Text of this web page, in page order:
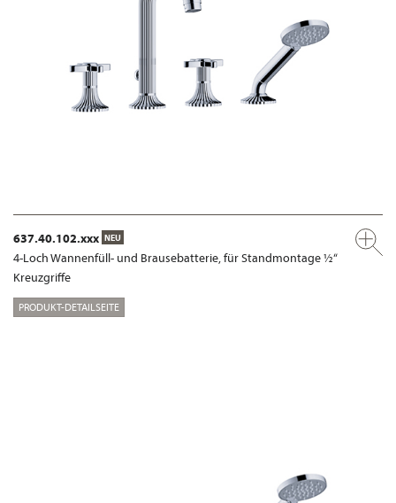
637.40.102.xxx NEU
4-Loch Wannenfüll- und Brausebatterie, für Standmontage ½“
Kreuzgriffe
PRODUKT-DETAILSEITE